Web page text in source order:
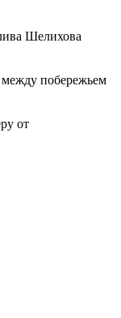
Шелихова
побережьем
от